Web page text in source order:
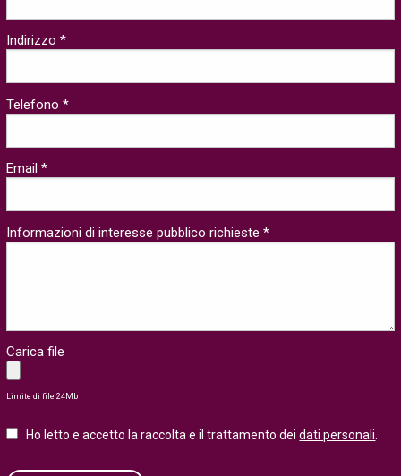
Indirizzo *
Telefono *
Email *
Informazioni di interesse pubblico richieste *
Carica file
Limite di file 24Mb
Ho letto e accetto la raccolta e il trattamento deidati personali